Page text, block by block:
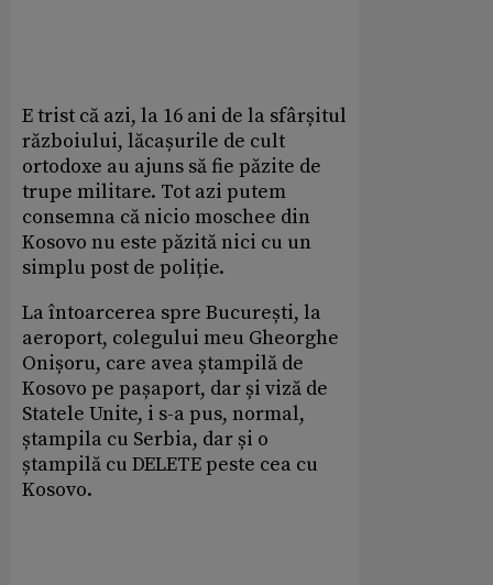
E trist că azi, la 16 ani de la sfârșitul
războiului, lăcașurile de cult
ortodoxe au ajuns să fie păzite de
trupe militare. Tot azi putem
consemna că nicio moschee din
Kosovo nu este păzită nici cu un
simplu post de poliție.
La întoarcerea spre București, la
aeroport, colegului meu Gheorghe
Onișoru, care avea ștampilă de
Kosovo pe pașaport, dar și viză de
Statele Unite, i s-a pus, normal,
ștampila cu Serbia, dar și o
ștampilă cu DELETE peste cea cu
Kosovo.